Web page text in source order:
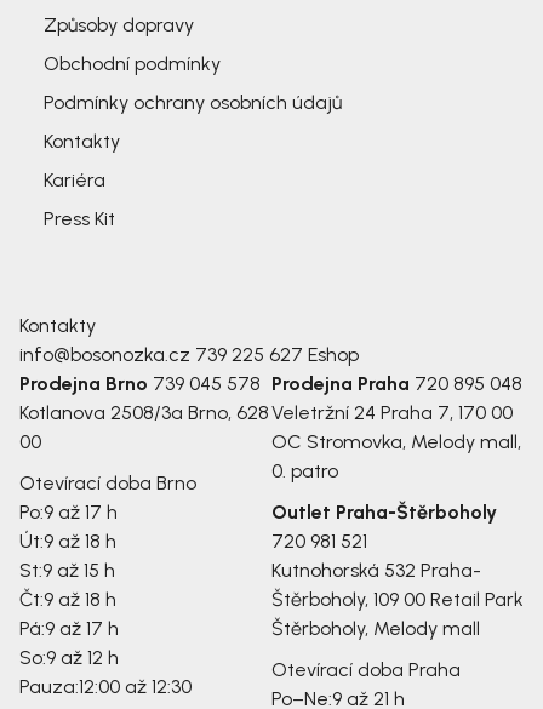
Způsoby dopravy
Obchodní podmínky
Podmínky ochrany osobních údajů
Kontakty
Kariéra
Press Kit
Kontakty
info@bosonozka.cz 739 225 627 Eshop
Prodejna Brno 739 045 578
Kotlanova 2508/3a Brno, 628
00
Otevírací doba Brno
Po:9 až 17 h
Út:9 až 18 h
St:9 až 15 h
Čt:9 až 18 h
Pá:9 až 17 h
So:9 až 12 h
Pauza:12:00 až 12:30
Prodejna Praha 720 895 048
Veletržní 24 Praha 7, 170 00
OC Stromovka, Melody mall,
0. patro
Outlet Praha-Štěrboholy
720 981 521
Kutnohorská 532 Praha-
Štěrboholy, 109 00 Retail Park
Štěrboholy, Melody mall
Otevírací doba Praha
Po–Ne:9 až 21 h